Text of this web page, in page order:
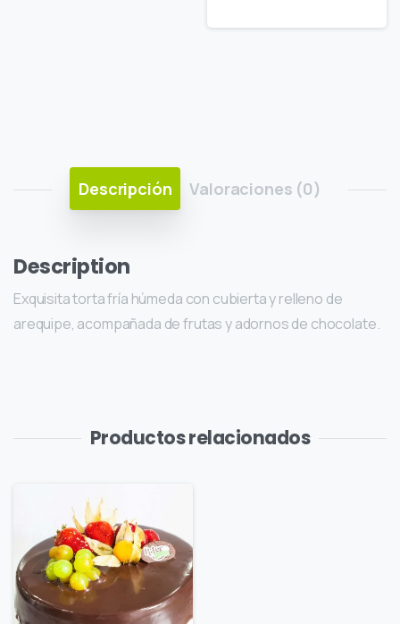
Descripción Valoraciones (0)
Description
Exquisita torta fría húmeda con cubierta y relleno de
arequipe, acompañada de frutas y adornos de chocolate.
Productos relacionados